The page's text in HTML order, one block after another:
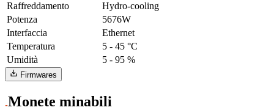
Raffreddamento
Hydro-cooling
Potenza
5676W
Interfaccia
Ethernet
Temperatura
5 - 45 °C
Umidità
5 - 95 %
Firmwares
Monete minabili